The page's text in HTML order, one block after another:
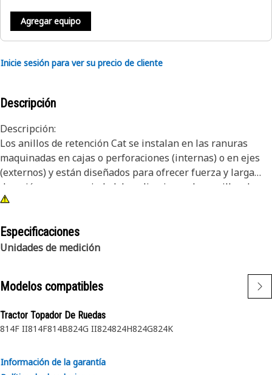
Agregar equipo
Inicie sesión para ver su precio de cliente
Descripción
Descripción:
Los anillos de retención Cat se instalan en las ranuras
maquinadas en cajas o perforaciones (internas) o en ejes
(externos) y están diseñados para ofrecer fuerza y larga
duración en una variedad de aplicaciones. Los anillos de
retención Cat se fabrican de acuerdo con especificaciones
productividad. Puede confiar en que este producto
"Construido para producir" lo ayudará a realizar más
requisitos de las normas ANSI, ASTM y DIN. Están armados
en un eje o una ranura de caja para retener un
Especificaciones
Unidades de medición
Modelos compatibles
Tractor Topador De Ruedas
814F II814F814B824G II824824H824G824K
Información de la garantía